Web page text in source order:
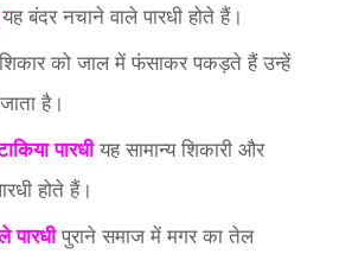
बंदर नचाने वाले पारधी होते हैं।
को जाल में फंसाकर पकड़ते हैं उन्हें
है।
पारधीयह सामान्य शिकारी और
होते हैं।
पारधीपुराने समाज में मगर का तेल